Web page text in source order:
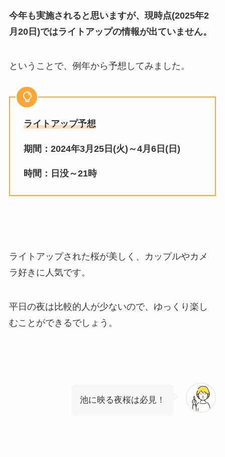
今年も実施されると思いますが、現時点(2025年2
月20日)ではライトアップの情報が出ていません。
ということで、例年から予想してみました。
ライトアップ予想
期間：2024年3月25日(火)～4月6日(日)
時間：日没～21時
ライトアップされた桜が美しく、カップルやカメ
ラ好きに人気です。
平日の夜は比較的人が少ないので、ゆっくり楽し
むことができるでしょう。
池に映る夜桜は必見！